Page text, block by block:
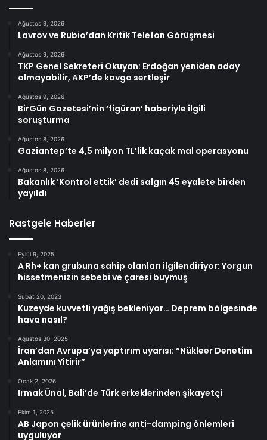
Ağustos 9, 2026
Lavrov ve Rubio’dan Kritik Telefon Görüşmesi
Ağustos 9, 2026
TKP Genel Sekreteri Okuyan: Erdoğan yeniden aday
olmayabilir, AKP’de kavga sertleşir
Ağustos 9, 2026
BirGün Gazetesi’nin ‘figüran’ haberiyle ilgili
soruşturma
Ağustos 8, 2026
Gaziantep’te 4,5 milyon TL’lik kaçak mal operasyonu
Ağustos 8, 2026
Bakanlık ‘Kontrol ettik’ dedi salgın 45 eyalete birden
yayıldı
Rastgele Haberler
Eylül 9, 2025
A Rh+ kan grubuna sahip olanları ilgilendiriyor: Yorgun
hissetmenizin sebebi ve çaresi buymuş
Şubat 20, 2023
Kuzeyde kuvvetli yağış bekleniyor… Deprem bölgesinde
hava nasıl?
Ağustos 30, 2025
İran’dan Avrupa’ya yaptırım uyarısı: “Nükleer Denetim
Anlamını Yitirir”
Ocak 2, 2026
Irmak Ünal, Bali’de Türk erkeklerinden şikayetçi
Ekim 1, 2025
AB Japon çelik ürünlerine anti-damping önlemleri
uyguluyor